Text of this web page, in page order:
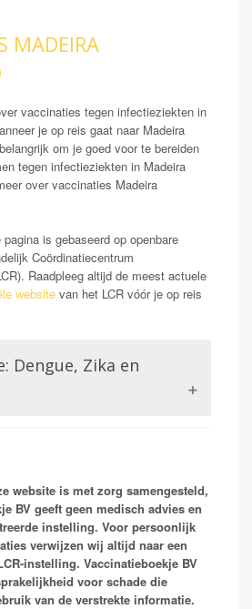
MADEIRA
vaccinaties tegen infectieziekten in
je op reis gaat naar Madeira
om je goed voor te bereiden
tegen infectieziekten in Madeira
over vaccinaties Madeira
is gebaseerd op openbare
Coördinatiecentrum
Raadpleeg altijd de meest actuele
website van het LCR vóór je op reis
Dengue, Zika en
Als je al eens dengue hebt
denguevirus wordt besmet
om ernstig ziek te worden, dit
koorts. Hoewel dengue
is kun je je er een tijd lang erg
website is met zorg samengesteld,
BV geeft geen medisch advies en
instelling. Voor persoonlijk
verwijzen wij altijd naar een
instelling. Vaccinatieboekje BV
voor schade die
van de verstrekte informatie.